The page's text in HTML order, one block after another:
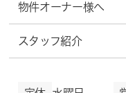
物件オーナー様へ
スタッフ紹介